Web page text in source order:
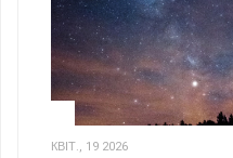
КВІТ., 19 2026